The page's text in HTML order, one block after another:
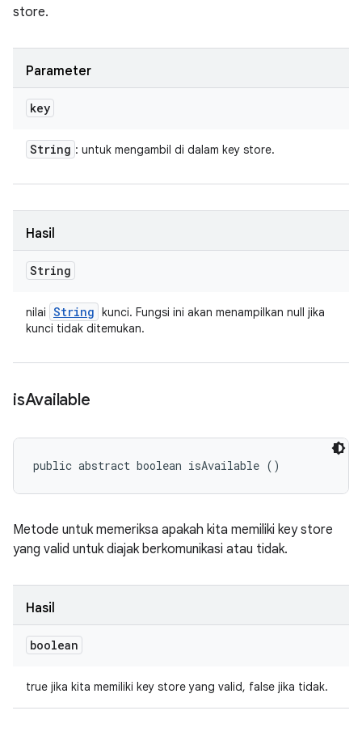
store.
Parameter
key
String : untuk mengambil di dalam key store.
Hasil
String
nilai String kunci. Fungsi ini akan menampilkan null jika
kunci tidak ditemukan.
isAvailable
public abstract boolean isAvailable ()
Metode untuk memeriksa apakah kita memiliki key store
yang valid untuk diajak berkomunikasi atau tidak.
Hasil
boolean
true jika kita memiliki key store yang valid, false jika tidak.